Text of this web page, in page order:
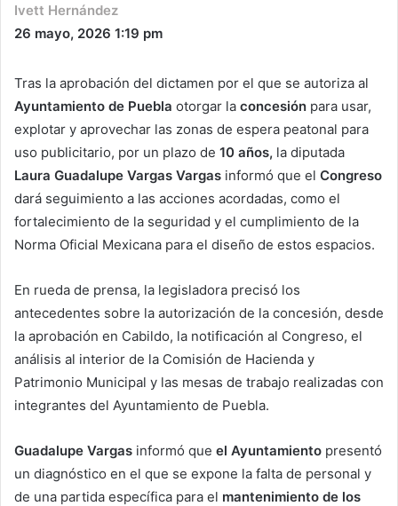
Ivett Hernández
26 mayo, 2026 1:19 pm
Tras la aprobación del dictamen por el que se autoriza al
Ayuntamiento de Puebla otorgar la concesión para usar,
explotar y aprovechar las zonas de espera peatonal para
uso publicitario, por un plazo de 10 años, la diputada
Laura Guadalupe Vargas Vargas informó que el Congreso
dará seguimiento a las acciones acordadas, como el
fortalecimiento de la seguridad y el cumplimiento de la
Norma Oficial Mexicana para el diseño de estos espacios.
En rueda de prensa, la legisladora precisó los
antecedentes sobre la autorización de la concesión, desde
la aprobación en Cabildo, la notificación al Congreso, el
análisis al interior de la Comisión de Hacienda y
Patrimonio Municipal y las mesas de trabajo realizadas con
integrantes del Ayuntamiento de Puebla.
Guadalupe Vargas informó que el Ayuntamiento presentó
un diagnóstico en el que se expone la falta de personal y
de una partida específica para el mantenimiento de los